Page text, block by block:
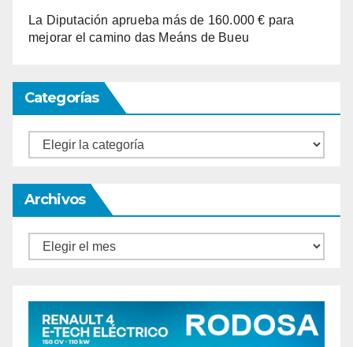
La Diputación aprueba más de 160.000 € para
mejorar el camino das Meáns de Bueu
Categorías
Categorías
Archivos
Archivos